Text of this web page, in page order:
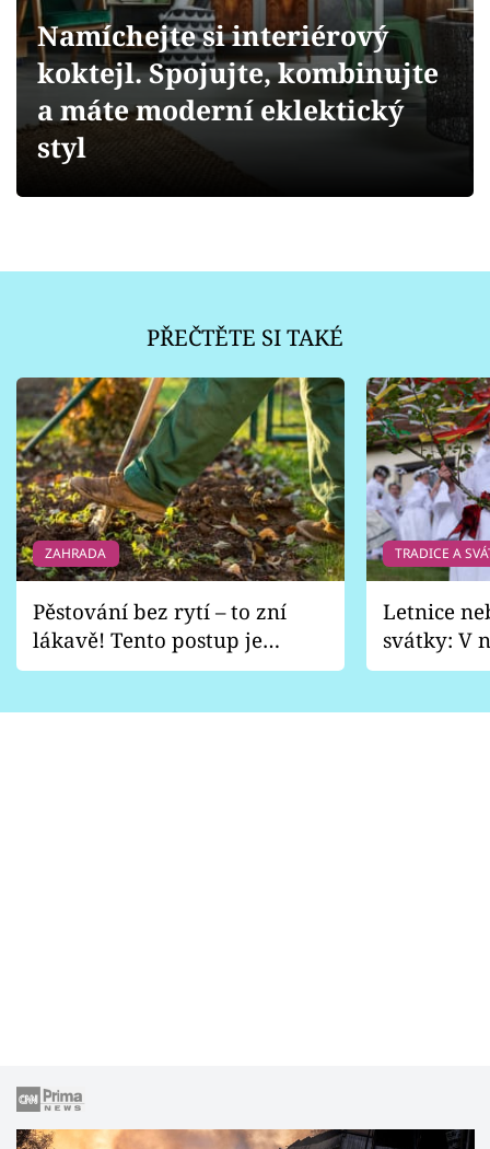
Přihlášení
Sledujte nás
Namíchejte si interiérový
koktejl. Spojujte, kombinujte
a máte moderní eklektický
styl
PŘEČTĚTE SI TAKÉ
ZAHRADA
Pěstování bez rytí – to zní
lákavě! Tento postup je
vhodný jen pro některé
TRADICE A
Letnice
svátky: V
pondělí